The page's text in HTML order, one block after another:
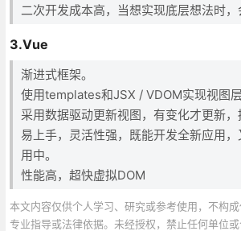
二次开发成本高，当想实现底层想法时，
3.Vue
渐进式框架。
使用templates和JSX / VDOM实现视图层
采用数据驱动更新视图，有变化才更新，
易上手，灵活性强，既能开发全新应用
用中。
性能高，超快虚拟DOM
本文内容仅供个人学习、研究或参考使用，不构成
专业指导或法律依据。未经授权，禁止任何单位